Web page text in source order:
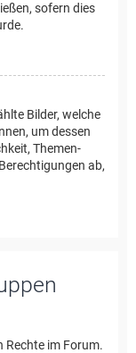
sofern dies
Bilder, welche
um dessen
Themen-
ab,
im Forum.